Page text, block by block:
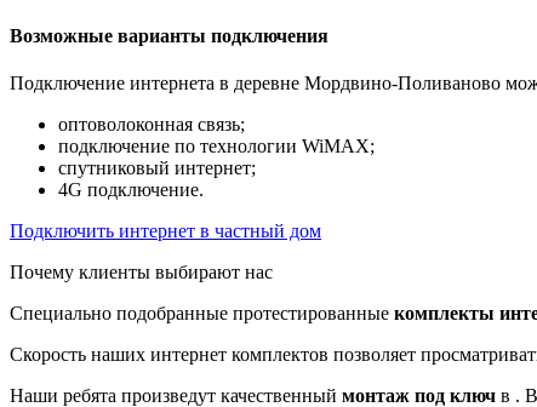
Возможные варианты подключения
Подключение интернета в деревне Мордвино-Поливаново
оптоволоконная связь;
подключение по технологии WiMAX;
спутниковый интернет;
4G подключение.
Подключить интернет в частный дом
Почему клиенты выбирают нас
Специально подобранные протестированные комплекты
Скорость наших интернет комплектов позволяет
Наши ребята произведут качественный монтаж под ключ в .